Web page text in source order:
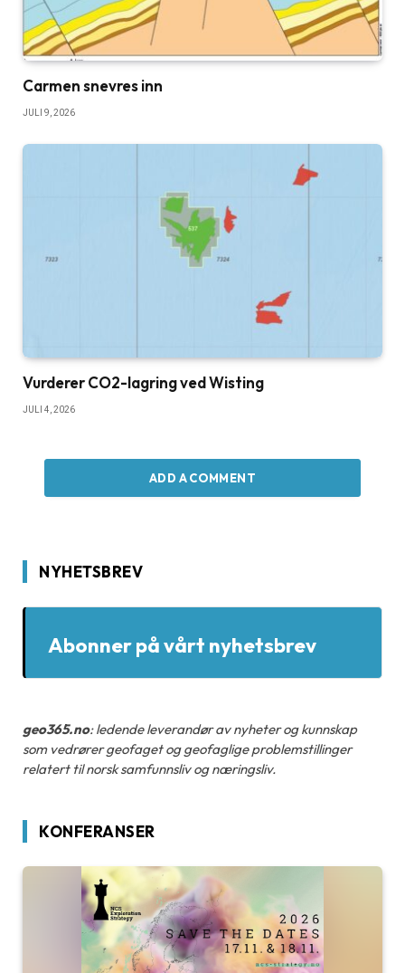
Carmen snevres inn
JULI 9, 2026
Vurderer CO2-lagring ved Wisting
JULI 4, 2026
ADD A COMMENT
NYHETSBREV
Abonner på vårt nyhetsbrev
geo365.no: ledende leverandør av nyheter og kunnskap
som vedrører geofaget og geofaglige problemstillinger
relatert til norsk samfunnsliv og næringsliv.
KONFERANSER